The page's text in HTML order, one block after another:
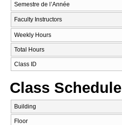
Semestre de l’Année
Faculty Instructors
Weekly Hours
Total Hours
Class ID
Class Schedule
Building
Floor